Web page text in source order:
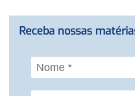
Receba nossas